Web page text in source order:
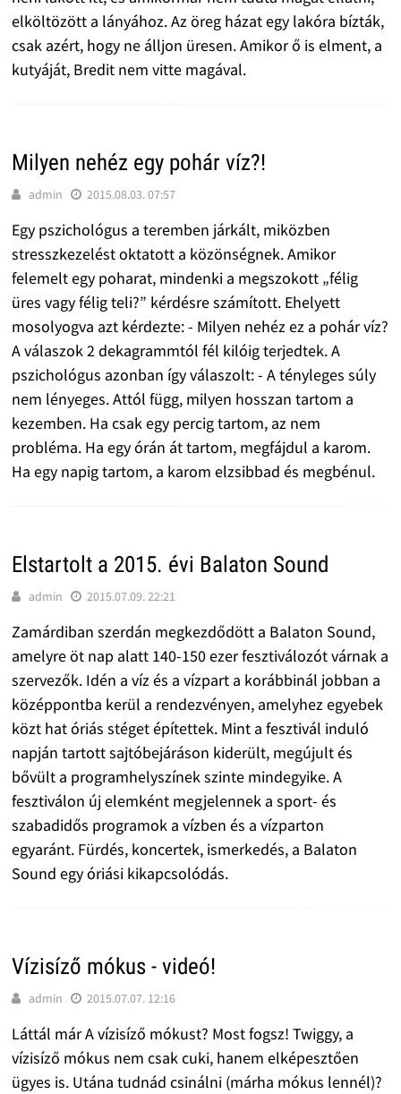
elköltözött a lányához. Az öreg házat egy lakóra bízták,
csak azért, hogy ne álljon üresen. Amikor ő is elment, a
kutyáját, Bredit nem vitte magával.
Milyen nehéz egy pohár víz?!
admin 2015.08.03. 07:57
Egy pszichológus a teremben járkált, miközben
stresszkezelést oktatott a közönségnek. Amikor
felemelt egy poharat, mindenki a megszokott „félig
üres vagy félig teli?” kérdésre számított. Ehelyett
mosolyogva azt kérdezte: - Milyen nehéz ez a pohár víz?
A válaszok 2 dekagrammtól fél kilóig terjedtek. A
pszichológus azonban így válaszolt: - A tényleges súly
nem lényeges. Attól függ, milyen hosszan tartom a
kezemben. Ha csak egy percig tartom, az nem
probléma. Ha egy órán át tartom, megfájdul a karom.
Ha egy napig tartom, a karom elzsibbad és megbénul.
Elstartolt a 2015. évi Balaton Sound
admin 2015.07.09. 22:21
Zamárdiban szerdán megkezdődött a Balaton Sound,
amelyre öt nap alatt 140-150 ezer fesztiválozót várnak a
szervezők. Idén a víz és a vízpart a korábbinál jobban a
középpontba kerül a rendezvényen, amelyhez egyebek
közt hat óriás stéget építettek. Mint a fesztivál induló
napján tartott sajtóbejáráson kiderült, megújult és
bővült a programhelyszínek szinte mindegyike. A
fesztiválon új elemként megjelennek a sport- és
szabadidős programok a vízben és a vízparton
egyaránt. Fürdés, koncertek, ismerkedés, a Balaton
Sound egy óriási kikapcsolódás.
Vízisíző mókus - videó!
admin 2015.07.07. 12:16
Láttál már A vízisíző mókust? Most fogsz! Twiggy, a
vízisíző mókus nem csak cuki, hanem elképesztően
ügyes is. Utána tudnád csinálni (márha mókus lennél)?